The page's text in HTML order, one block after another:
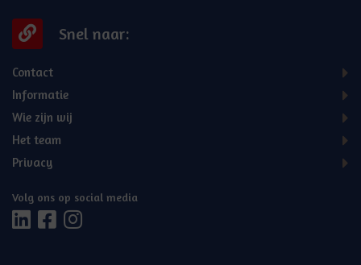
Snel naar:
Contact
Informatie
Wie zijn wij
Het team
Privacy
Volg ons op social media